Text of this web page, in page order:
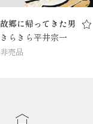
故郷に帰ってきた男
きらきら平井宗一
非売品